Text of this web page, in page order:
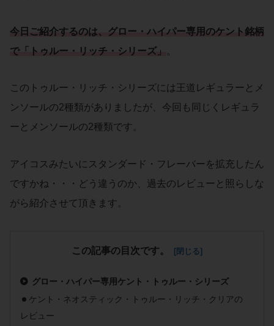
今日ご紹介するのは、 グロー・ハイパー専用 のケント銘柄
で「
トゥルー・リッチ・シリーズ」
このトゥルー・リッチ・シリーズには王道レギュラーとメ
ンソールの2種類がありましたが、今回も同じくレギュラ
ーとメンソールの2種類です。
アイコスみたいにスタンダード・フレーバーを拡充したん
ですかね・・・どう違うのか、過去のレビューと照らしな
がら紹介させて頂きます。
この記事の目次です。
グロー・ハイパー専用ケント・トゥルー・シリーズ
ケント・ネオスティック・トゥルー・リッチ・クリアの
レビュー